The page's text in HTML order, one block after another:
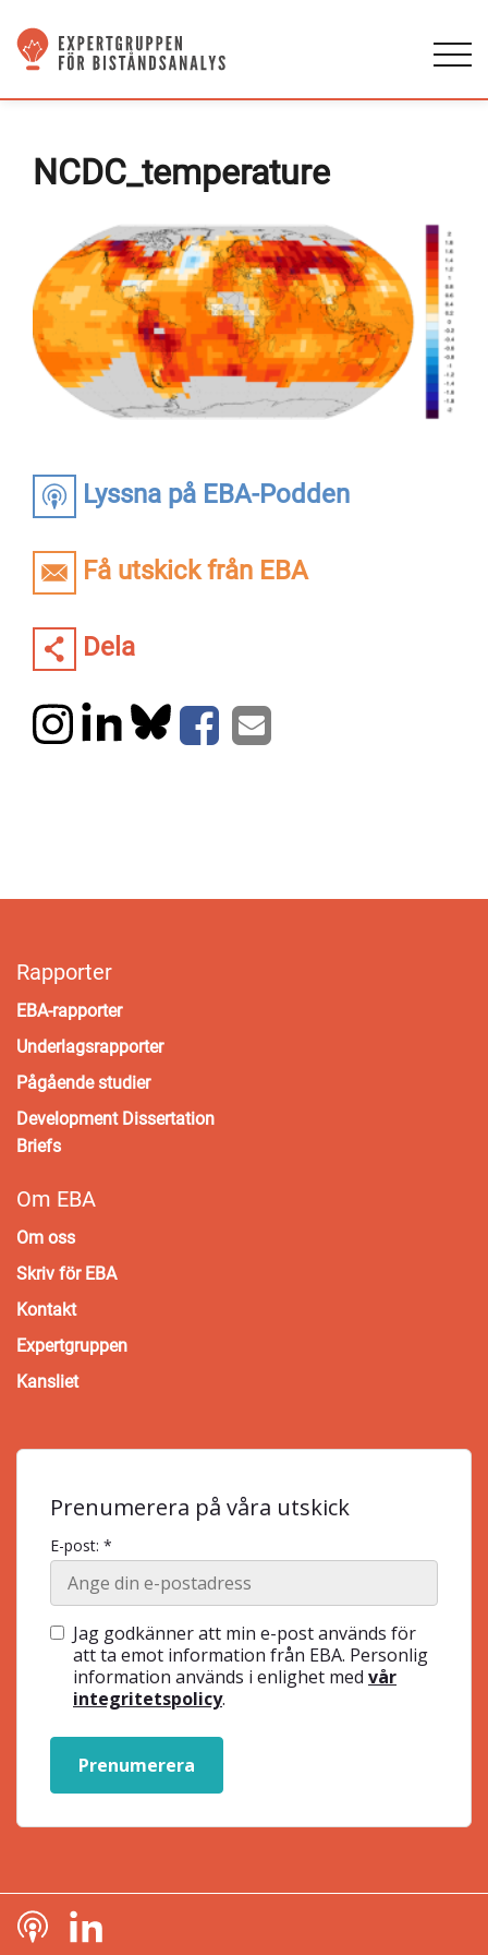
Lyssna på EBA-Podden
Få utskick från EBA
Dela
NCDC_temperature
Rapporter
EBA-rapporter
Underlagsrapporter
Pågående studier
Development Dissertation
Briefs
Om EBA
Om oss
Skriv för EBA
Kontakt
Expertgruppen
Kansliet
Prenumerera på våra utskick
E-post: *
Jag godkänner att min e-post används för
att ta emot information från EBA. Personlig
information används i enlighet med vår
integritetspolicy.
Prenumerera